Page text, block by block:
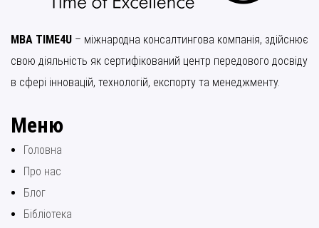
MBA TIME4U – міжнародна консалтингова компанія, здійснює
свою діяльність як сертифікований центр передового досвіду
в сфері інновацій, технологій, експорту та менеджменту.
Меню
Головна
Про нас
Блог
Бібліотека